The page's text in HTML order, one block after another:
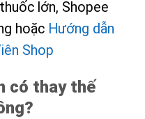
lớn, Shopee
hoặc Hướng dẫn
Shop
có thay thế